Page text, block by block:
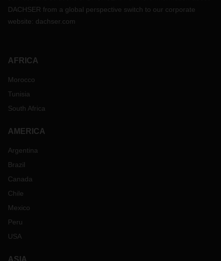
DACHSER from a global perspective switch to our corporate
website: dachser.com
AFRICA
Morocco
Tunisia
South Africa
AMERICA
Argentina
Brazil
Canada
Chile
Mexico
Peru
USA
ASIA